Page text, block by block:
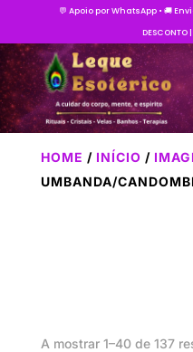
💬 Apoio por WhatsApp • 🚚
HOME / INÍCIO /
UMBANDA/
A mostrar 1–40 de 137